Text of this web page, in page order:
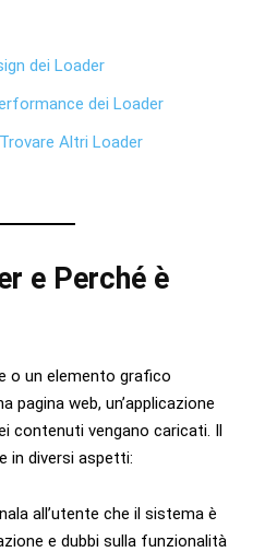
dei Loader
dei Loader
Altri Loader
e Perché è
o un elemento grafico
web, un’applicazione
contenuti vengano caricati. Il
in diversi aspetti:
all’utente che il sistema è
e dubbi sulla funzionalità